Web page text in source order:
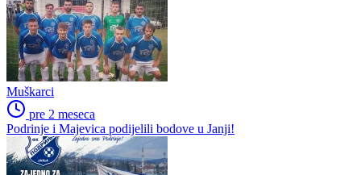
Muškarci
pre 2 meseca
Podrinje i Majevica podijelili bodove u Janji!